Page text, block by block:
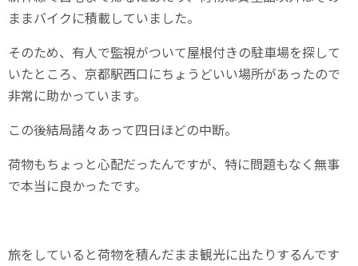
ままバイクに積載していました。
そのため、有人で監視がついて屋根付きの駐車場を探して
いたところ、京都駅西口にちょうどいい場所があったので
非常に助かっています。
この後結局諸々あって四日ほどの中断。
荷物もちょっと心配だったんですが、特に問題もなく無事
で本当に良かったです。
旅をしていると荷物を積んだまま観光に出たりするんです